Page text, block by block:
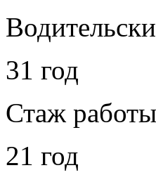
31 год
Стаж работы
21 год